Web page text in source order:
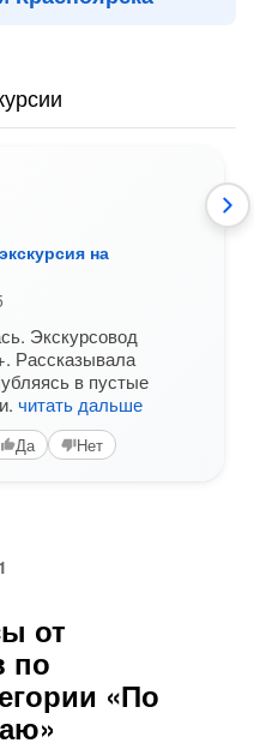
на
Экскурсовод
Рассказывала
в пустые
читать дальше
Да Нет
от
по
«По